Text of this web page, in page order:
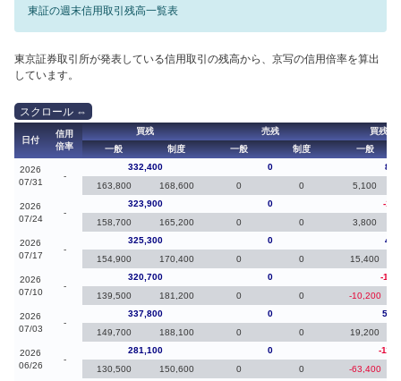
東証の週末信用取引残高一覧表
東京証券取引所が発表している信用取引の残高から、京写の信用倍率を算出
しています。
日付
信用
倍率
買残 売残
買残（
一般
制度 一般 制度 一般
2026
07/31
-
332,400 0
163,800
168,600 0 0 5,100
2026
07/24
-
323,900 0
-
158,700
165,200 0 0 3,800
2026
07/17
-
325,300 0
154,900
170,400 0 0 15,400
2026
07/10
-
320,700 0
-
139,500
181,200 0 0 -10,200
2026
07/03
-
337,800 0
149,700
188,100 0 0 19,200
2026
06/26
-
281,100 0
-
130,500
150,600 0 0 -63,400